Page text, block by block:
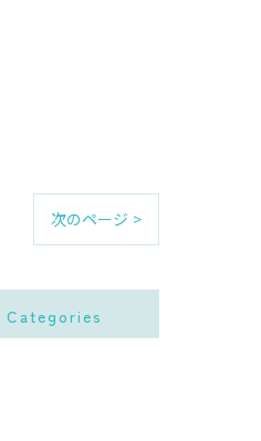
次のページ >
Categories